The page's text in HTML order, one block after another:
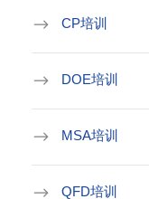
CP培训
DOE培训
MSA培训
QFD培训